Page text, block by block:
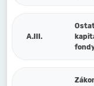
A.III.